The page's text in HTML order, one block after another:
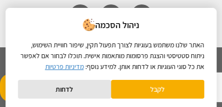
כל הזכויות שמורות © 2026 קבוצת יפעת | מדיניות הפרטיות
Created By
- תחזוקת
ניהול הסכמה
האתר שלנו משתמש בעוגיות לצורך תפעול תקין, שיפור חוויית השימוש,
ניתוח סטטיסטי והצגת פרסומות מותאמות אישית. תוכלו לבחור אם לאפשר
את כל סוגי העוגיות או לדחות אותן. למידע נוסף:מדיניות פרטיות
לקבל לדחות